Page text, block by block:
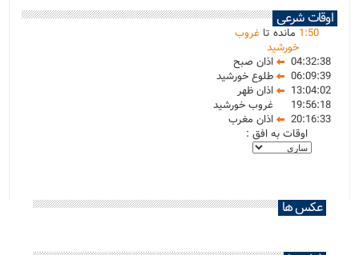
اوقات شرعی
1:50 مانده تاغروب
خورشید
04:32:38
اذان صبح
06:09:39
طلوع خورشید
13:04:02
اذان ظهر
19:56:18
غروب خورشید
20:16:33
اذان مغرب
اوقات به افق :
عکس ها